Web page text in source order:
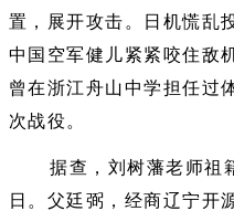
置，展开攻击。日机慌乱
中国空军健儿紧紧咬住敌
曾在浙江舟山中学担任过
次战役。
据查，刘树藩老师祖
日。父廷弼，经商辽宁开